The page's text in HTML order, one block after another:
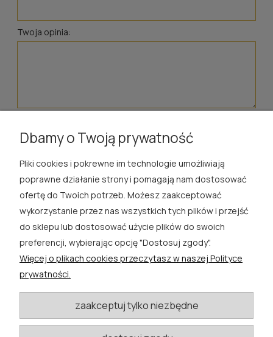
Twoja opinia:
ROSA ĆWIK
SKLEP
EXTRA
KATEGORIE BLOGU
Dbamy o Twoją prywatność
Pliki cookies i pokrewne im technologie umożliwiają
poprawne działanie strony i pomagają nam dostosować
ofertę do Twoich potrzeb. Możesz zaakceptować
wykorzystanie przez nas wszystkich tych plików i przejść
do sklepu lub dostosować użycie plików do swoich
preferencji, wybierając opcję "Dostosuj zgody".
Więcej o plikach cookies przeczytasz w naszej Polityce
prywatności.
zaakceptuj tylko niezbędne